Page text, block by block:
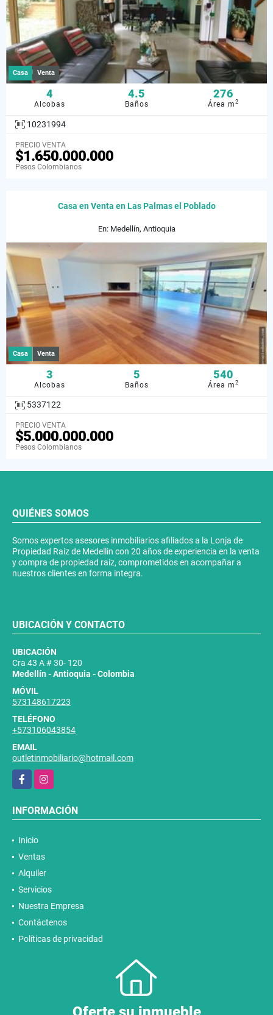
Casa Venta
4
Alcobas
4.5
Baños
276
Área m2
10231994
PRECIO VENTA
$1.650.000.000
Pesos Colombianos
Casa en Venta en Las Palmas el Poblado
En: Medellín, Antioquia
Casa Venta
3
Alcobas
5
Baños
540
Área m2
5337122
PRECIO VENTA
$5.000.000.000
Pesos Colombianos
QUIÉNES SOMOS
Somos expertos asesores inmobiliarios afiliados a la Lonja de
Propiedad Raiz de Medellin con 20 años de experiencia en la venta
y compra de propiedad raiz, comprometidos en acompañar a
nuestros clientes en forma integra.
UBICACIÓN Y CONTACTO
UBICACIÓN
Cra 43 A # 30- 120
Medellín - Antioquia - Colombia
MÓVIL
573148617223
TELÉFONO
+573106043854
EMAIL
outletinmobiliario@hotmail.com
FacebookInstagram
INFORMACIÓN
Inicio
Ventas
Alquiler
Servicios
Nuestra Empresa
Contáctenos
Políticas de privacidad